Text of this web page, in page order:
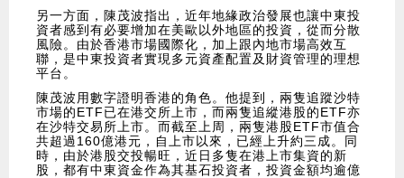
另一方面，陳茂波指出，近年地緣政治發展也讓中東投
資者感到有必要增加在美歐以外地區的投資，從而分散
風險。由於香港市場國際化，加上跟內地市場高效互
聯，是中東投資者實現多元資產配置及財資管理的理想
平台。
陳茂波用數字證明香港的角色。他提到，兩隻追蹤沙特
市場的ETF已在港交所上市，而兩隻追縱港股的ETF亦
在沙特交易所上市。而截至上周，兩隻港股ETF市值合
共超過160億港元，自上市以來，已經上升約三成。同
時，由於港股交投暢旺，近日多隻在港上市集資的新
股，都有中東資金作為其基石投資者，投資金額均逾億